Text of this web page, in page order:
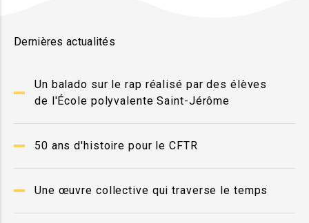
Dernières actualités
Un balado sur le rap réalisé par des élèves
de l'École polyvalente Saint-Jérôme
50 ans d'histoire pour le CFTR
Une œuvre collective qui traverse le temps